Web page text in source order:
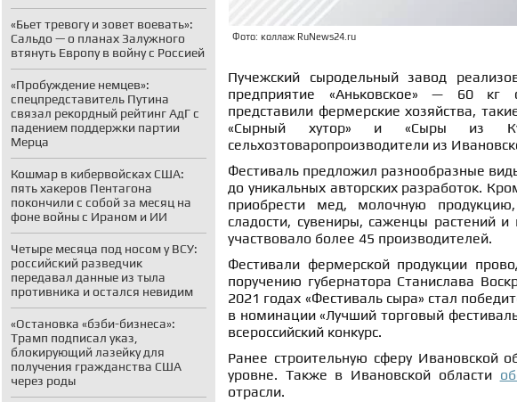
«Бьет тревогу и зовет воевать»:
Сальдо — о планах Залужного
втянуть Европу в войну с Россией
«Пробуждение немцев»:
спецпредставитель Путина
связал рекордный рейтинг АдГ с
падением поддержки партии
Мерца
Кошмар в кибервойсках США:
пять хакеров Пентагона
покончили с собой за месяц на
фоне войны с Ираном и ИИ
Четыре месяца под носом у ВСУ:
российский разведчик
передавал данные из тыла
противника и остался невидим
«Остановка «бэби-бизнеса»:
Трамп подписал указ,
блокирующий лазейку для
получения гражданства США
через роды
Фото: коллаж RuNews24.ru
Пучежский сыродельный завод
предприятие «Аньковское» — 60
представили фермерские хозяйства,
«Сырный хутор» и «Сыры из
сельхозтоваропроизводители из
Фестиваль предложил разнообразные
до уникальных авторских разработок.
приобрести мед, молочную
сладости, сувениры, саженцы растений
участвовало более 45 производителей.
Фестивали фермерской продукции
поручению губернатора Станислава
2021 годах «Фестиваль сыра» стал
в номинации «Лучший торговый
всероссийский конкурс.
Ранее строительную сферу Ивановской
уровне. Также в Ивановской области
отрасли.